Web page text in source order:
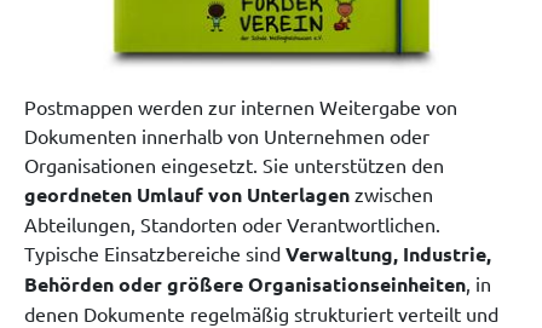
Postmappen werden zur internen Weitergabe von
Dokumenten innerhalb von Unternehmen oder
Organisationen eingesetzt. Sie unterstützen den
geordneten Umlauf von Unterlagen zwischen
Abteilungen, Standorten oder Verantwortlichen.
Typische Einsatzbereiche sind Verwaltung, Industrie,
Behörden oder größere Organisationseinheiten, in
denen Dokumente regelmäßig strukturiert verteilt und